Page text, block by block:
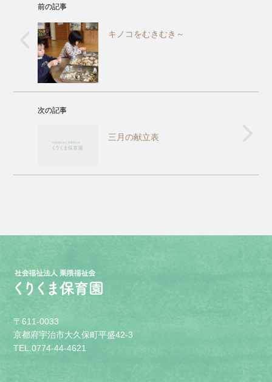
前の記事
キノコをむきむき～
次の記事
三月の献立表
〒611-0033
京都府宇治市大久保町平盛42-3
TEL.0774-44-4621